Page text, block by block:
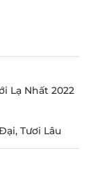
Lạ Nhất 2022
Tươi Lâu